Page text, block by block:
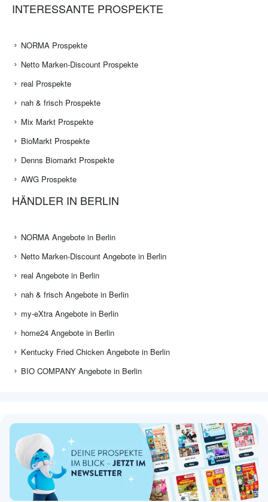
INTERESSANTE PROSPEKTE
NORMA Prospekte
Netto Marken-Discount Prospekte
real Prospekte
nah & frisch Prospekte
Mix Markt Prospekte
BioMarkt Prospekte
Denns Biomarkt Prospekte
AWG Prospekte
HÄNDLER IN BERLIN
NORMA Angebote in Berlin
Netto Marken-Discount Angebote in Berlin
real Angebote in Berlin
nah & frisch Angebote in Berlin
my-eXtra Angebote in Berlin
home24 Angebote in Berlin
Kentucky Fried Chicken Angebote in Berlin
BIO COMPANY Angebote in Berlin